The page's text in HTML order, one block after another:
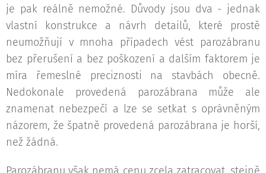
je pak reálně nemožné. Důvody jsou dva - jednak
vlastní konstrukce a návrh detailů, které prostě
neumožňují v mnoha případech vést parozábranu
bez přerušení a bez poškození a dalším faktorem je
míra řemeslné preciznosti na stavbách obecně.
Nedokonale provedená parozábrana může ale
znamenat nebezpečí a lze se setkat s oprávněným
názorem, že špatně provedená parozábrana je horší,
než žádná.